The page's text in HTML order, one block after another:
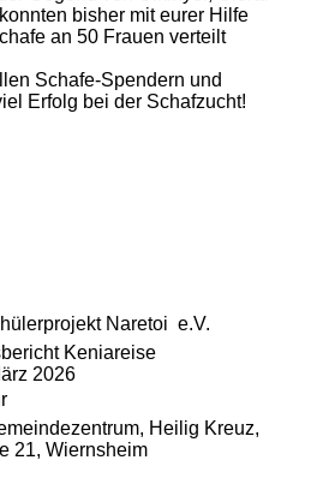
bisher mit eurer Hilfe
an 50 Frauen verteilt
Schafe-Spendern und
Erfolg bei der Schafzucht!
Naretoi e.V.
Keniareise
2026
Heilig Kreuz,
Wiernsheim